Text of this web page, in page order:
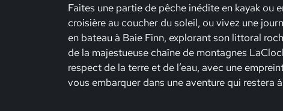
Faites une partie de pêche inédite en kayak ou
croisière au coucher du soleil, ou vivez une
en bateau à Baie Finn, explorant son littoral
de la majestueuse chaîne de montagnes
respect de la terre et de l’eau, avec une
vous embarquer dans une aventure qui restera